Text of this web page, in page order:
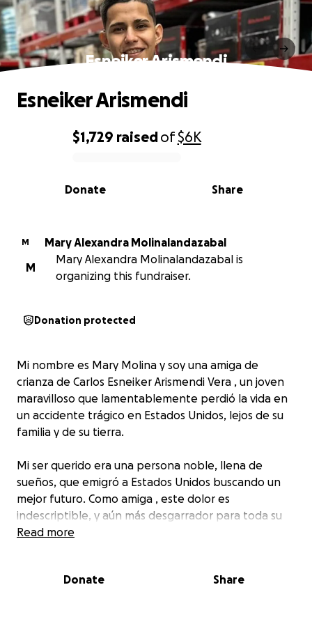
Esneiker Arismendi
0% complete
$1,729 raisedof$6K
Share
Donate
Esneiker Arismendi
M
Mary Alexandra Molinalandazabal
M
Mary Alexandra Molinalandazabal is
organizing this fundraiser.
Donation protected
Mi nombre es Mary Molina y soy una amiga de
crianza de Carlos Esneiker Arismendi Vera , un joven
maravilloso que lamentablemente perdió la vida en
un accidente trágico en Estados Unidos, lejos de su
familia y de su tierra.
Mi ser querido era una persona noble, llena de
sueños, que emigró a Estados Unidos buscando un
mejor futuro. Como amiga , este dolor es
indescriptible, y aún más desgarrador para toda su
familia , el saber que su cuerpo está lejos y que no
Toda su familia está en Venezuela y no cuentan con
Read more
Donate Share